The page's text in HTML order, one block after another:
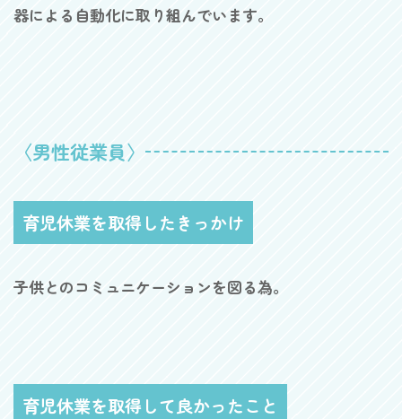
器による自動化に取り組んでいます。
〈男性従業員〉
育児休業を取得したきっかけ
子供とのコミュニケーションを図る為。
育児休業を取得して良かったこと